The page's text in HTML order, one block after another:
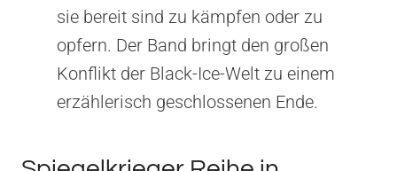
sie bereit sind zu kämpfen oder zu
opfern. Der Band bringt den großen
Konflikt der Black-Ice-Welt zu einem
erzählerisch geschlossenen Ende.